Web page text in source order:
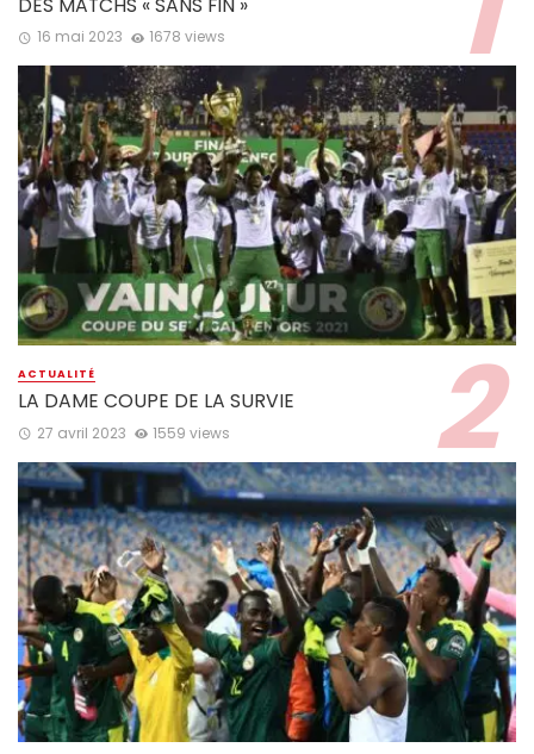
16 mai 2023 1678 views
ACTUALITÉ
LA DAME COUPE DE LA SURVIE
27 avril 2023 1559 views